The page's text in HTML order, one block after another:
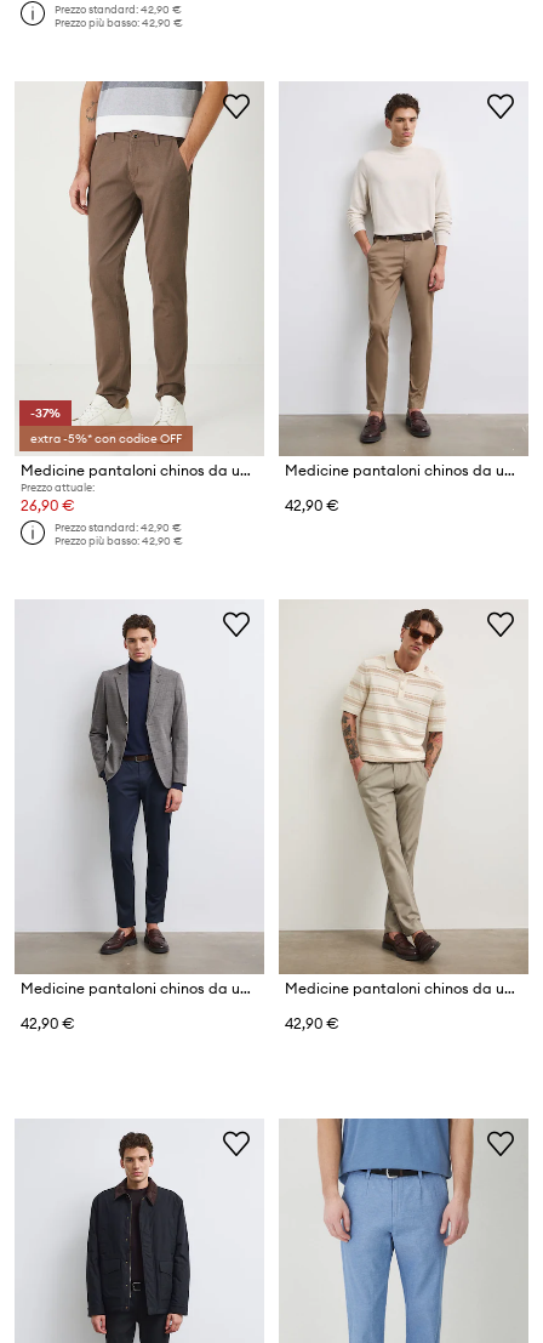
Prezzo standard:42,90 €
Prezzo più basso:42,90 €
-37%
extra -5%* con codice OFF
Medicine pantaloni chinos da uomo in cotone con elastan
Prezzo attuale:
26,90 €
Prezzo standard:42,90 €
Prezzo più basso:42,90 €
Medicine pantaloni chinos da uomo in cotone con elastan
42,90 €
Medicine pantaloni chinos da uomo in cotone con elastan
42,90 €
Medicine pantaloni chinos da uomo in cotone con elastan
42,90 €